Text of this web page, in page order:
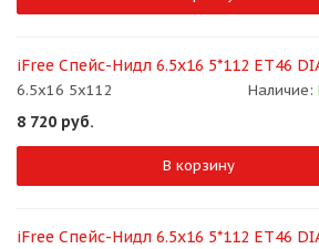
iFree Спейс-Нидл 6.5x16 5*112 ET46
6.5x16 5x112 Наличие:
8 720 руб.
В корзину
iFree Спейс-Нидл 6.5x16 5*112 ET46